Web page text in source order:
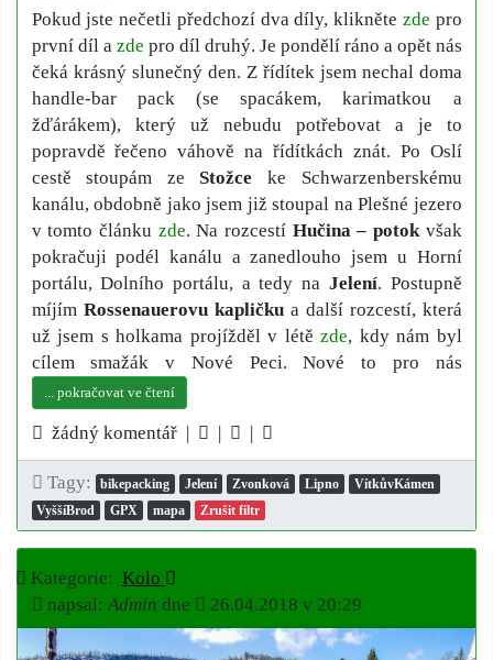
Pokud jste nečetli předchozí dva díly, klikněte zde pro
první díl a zde pro díl druhý. Je pondělí ráno a opět nás
čeká krásný slunečný den. Z řídítek jsem nechal doma
handle-bar pack (se spacákem, karimatkou a
žďárákem), který už nebudu potřebovat a je to
popravdě řečeno váhově na řídítkách znát. Po Oslí
cestě stoupám ze Stožce ke Schwarzenberskému
kanálu, obdobně jako jsem již stoupal na Plešné jezero
v tomto článku zde. Na rozcestí Hučina – potokvšak
pokračuji podél kanálu a zanedlouho jsem u Horní
portálu, Dolního portálu, a tedy na Jelení. Postupně
míjím Rossenauerovu kapličkua další rozcestí, která
už jsem s holkama projížděl v létě zde, kdy nám byl
cílem smažák v Nové Peci. Nové to pro nás
... pokračovat ve čtení
žádný komentář | | |
Tagy: bikepacking Jelení Zvonková Lipno
VítkůvKámen
VyššíBrod
GPX mapa Zrušit filtr
Kategorie: Kolo
napsal:Admin dne 26.04.2018 v 20:29